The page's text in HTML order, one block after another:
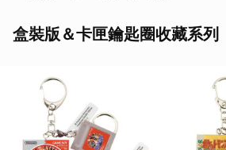
盒裝版＆卡匣鑰匙圈收藏系列